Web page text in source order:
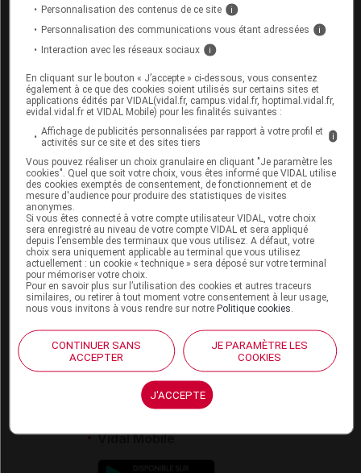
Espace produit
Boutique
VIDAL Hoptimal
eVIDAL
VIDAL Mobile
VIDAL widget
VIDAL Sécurisation
VIDAL e-Services
Espace institutionnel
Qui sommes-nous ?
VIDAL France
Carrières
Charte éthique et
déontologique
Service client
Contact
Aide
Espace partenaires
Éditeurs de logiciel
Vidal Mobile
Personnalisation des contenus de ce site i
Personnalisation des communications vous étant adressées i
Interaction avec les réseaux sociaux i
En cliquant sur le bouton « J’accepte » ci-dessous, vous consentez
également à ce que des cookies soient utilisés sur certains sites et
applications édités par VIDAL(vidal.fr, campus.vidal.fr, hoptimal.vidal.fr,
evidal.vidal.fr et VIDAL Mobile) pour les finalités suivantes :
Affichage de publicités personnalisées par rapport à votre profil et
activités sur ce site et des sites tiers
i
Vous pouvez réaliser un choix granulaire en cliquant "Je paramètre les
cookies". Quel que soit votre choix, vous êtes informé que VIDAL utilise
des cookies exemptés de consentement, de fonctionnement et de
mesure d'audience pour produire des statistiques de visites
anonymes.
Si vous êtes connecté à votre compte utilisateur VIDAL, votre choix
sera enregistré au niveau de votre compte VIDAL et sera appliqué
depuis l’ensemble des terminaux que vous utilisez. A défaut, votre
choix sera uniquement applicable au terminal que vous utilisez
actuellement : un cookie « technique » sera déposé sur votre terminal
pour mémoriser votre choix.
Pour en savoir plus sur l’utilisation des cookies et autres traceurs
similaires, ou retirer à tout moment votre consentement à leur usage,
nous vous invitons à vous rendre sur notrePolitique cookies
CONTINUER SANS
ACCEPTER
JE PARAMÈTRE LES
COOKIES
J'ACCEPTE